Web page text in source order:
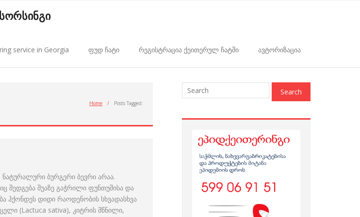
service in Georgia ფუდ ჩატი რეგისტრაცია ქეითერულ ჩატში ავტორიზაცია
Home / Posts Tagged:
ბურგერი ბევრი არაა.
შედგება შუაზე გაჭრილი ფუნთუშისა და
ჰქონდეს დიდი რაოდენობის სხვადასხვა
(Lactuca sativa), კიტრის მწნილი,